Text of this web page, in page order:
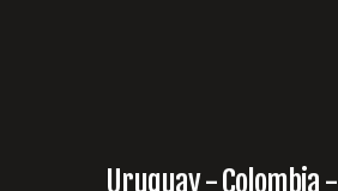
Uruguay - Colombia -